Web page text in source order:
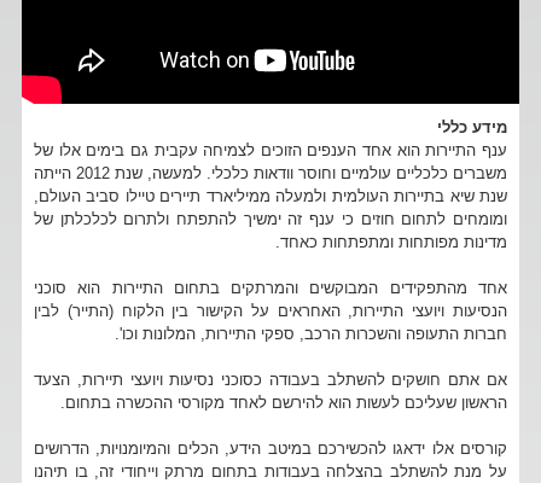
מידע כללי
ענף התיירות הוא אחד הענפים הזוכים לצמיחה עקבית גם בימים אלו של
משברים כלכליים עולמיים וחוסר וודאות כלכלי. למעשה, שנת 2012 הייתה
שנת שיא בתיירות העולמית ולמעלה ממיליארד תיירים טיילו סביב העולם,
ומומחים לתחום חוזים כי ענף זה ימשיך להתפתח ולתרום לכלכלתן של
מדינות מפותחות ומתפתחות כאחד.
אחד מהתפקידים המבוקשים והמרתקים בתחום התיירות הוא סוכני
הנסיעות ויועצי התיירות, האחראים על הקישור בין הלקוח (התייר) לבין
חברות התעופה והשכרות הרכב, ספקי התיירות, המלונות וכו'.
אם אתם חושקים להשתלב בעבודה כסוכני נסיעות ויועצי תיירות, הצעד
הראשון שעליכם לעשות הוא להירשם לאחד מקורסי ההכשרה בתחום.
קורסים אלו ידאגו להכשירכם במיטב הידע, הכלים והמיומנויות, הדרושים
על מנת להשתלב בהצלחה בעבודות בתחום מרתק וייחודי זה, בו תיהנו